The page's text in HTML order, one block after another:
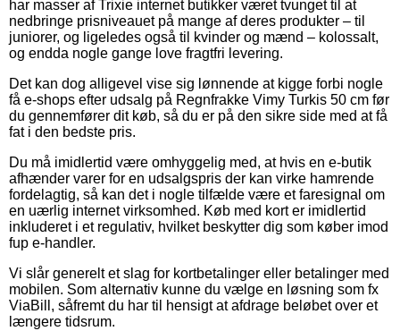
har masser af Trixie internet butikker været tvunget til at
nedbringe prisniveauet på mange af deres produkter – til
juniorer, og ligeledes også til kvinder og mænd – kolossalt,
og endda nogle gange love fragtfri levering.
Det kan dog alligevel vise sig lønnende at kigge forbi nogle
få e-shops efter udsalg på Regnfrakke Vimy Turkis 50 cm før
du gennemfører dit køb, så du er på den sikre side med at få
fat i den bedste pris.
Du må imidlertid være omhyggelig med, at hvis en e-butik
afhænder varer for en udsalgspris der kan virke hamrende
fordelagtig, så kan det i nogle tilfælde være et faresignal om
en uærlig internet virksomhed. Køb med kort er imidlertid
inkluderet i et regulativ, hvilket beskytter dig som køber imod
fup e-handler.
Vi slår generelt et slag for kortbetalinger eller betalinger med
mobilen. Som alternativ kunne du vælge en løsning som fx
ViaBill, såfremt du har til hensigt at afdrage beløbet over et
længere tidsrum.